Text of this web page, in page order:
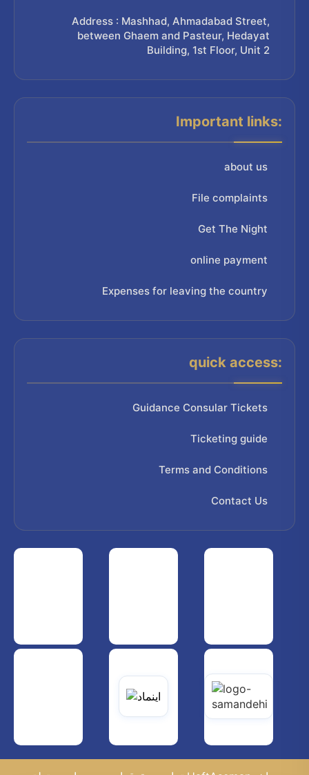
Address : Mashhad, Ahmadabad Street,
between Ghaem and Pasteur, Hedayat
Building, 1st Floor, Unit 2
Important links:
about us
File complaints
Get The Night
online payment
Expenses for leaving the country
quick access:
Guidance Consular Tickets
Ticketing guide
Terms and Conditions
Contact Us